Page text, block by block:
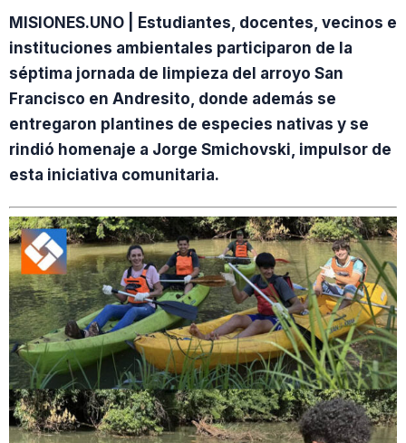
MISIONES.UNO | Estudiantes, docentes, vecinos e
instituciones ambientales participaron de la
séptima jornada de limpieza del arroyo San
Francisco en Andresito, donde además se
entregaron plantines de especies nativas y se
rindió homenaje a Jorge Smichovski, impulsor de
esta iniciativa comunitaria.